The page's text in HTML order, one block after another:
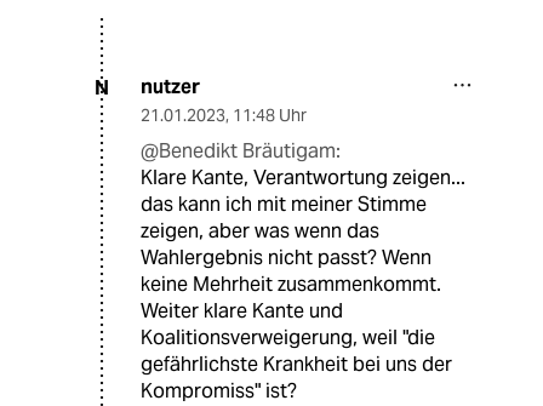
N nutzer
21.01.2023, 11:48 Uhr
@Benedikt Bräutigam:
Klare Kante, Verantwortung zeigen...
das kann ich mit meiner Stimme
zeigen, aber was wenn das
Wahlergebnis nicht passt? Wenn
keine Mehrheit zusammenkommt.
Weiter klare Kante und
Koalitionsverweigerung, weil "die
gefährlichste Krankheit bei uns der
Kompromiss" ist?